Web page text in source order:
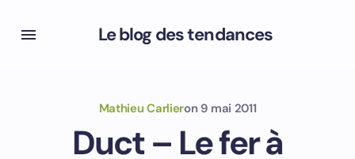
Le blog des tendances
Mathieu Carlieron 9 mai 2011
Duct – Le fer à